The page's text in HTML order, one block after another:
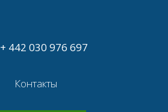
+ 442 030 976 697
Контакты